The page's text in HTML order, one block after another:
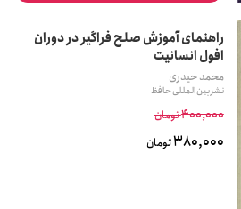
راهنمای آموزش صلح فراگیر در دوران
افول انسانیت
محمد حیدری
نشر بین المللی حافظ
400,000تومان
380,000تومان